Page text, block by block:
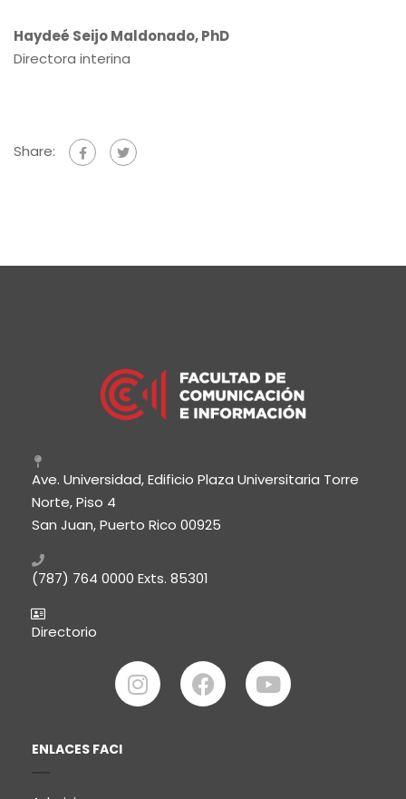
Haydeé Seijo Maldonado, PhD
Directora interina
Share:
Ave. Universidad, Edificio Plaza Universitaria Torre
Norte, Piso 4
San Juan, Puerto Rico 00925
(787) 764 0000 Exts. 85301
Directorio
ENLACES FACI